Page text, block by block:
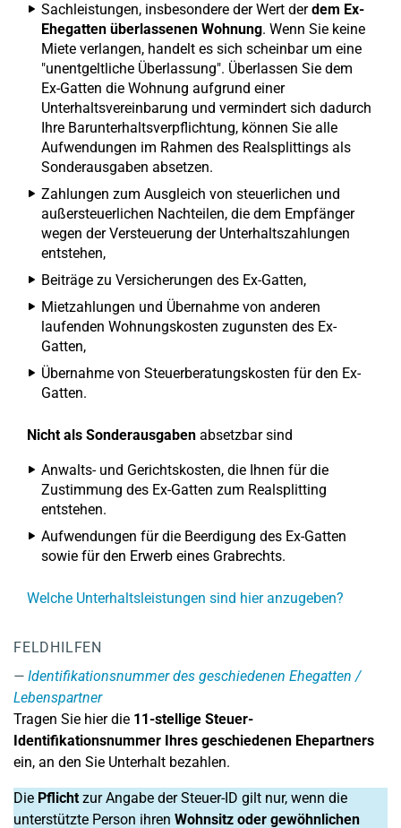
Sachleistungen, insbesondere der Wert derdem Ex-
Ehegatten überlassenen Wohnung. Wenn Sie keine
Miete verlangen, handelt es sich scheinbar um eine
"unentgeltliche Überlassung". Überlassen Sie dem
Ex-Gatten die Wohnung aufgrund einer
Unterhaltsvereinbarung und vermindert sich dadurch
Ihre Barunterhaltsverpflichtung, können Sie alle
Aufwendungen im Rahmen des Realsplittings als
Sonderausgaben absetzen.
Zahlungen zum Ausgleich von steuerlichen und
außersteuerlichen Nachteilen, die dem Empfänger
wegen der Versteuerung der Unterhaltszahlungen
entstehen,
Beiträge zu Versicherungen des Ex-Gatten,
Mietzahlungen und Übernahme von anderen
laufenden Wohnungskosten zugunsten des Ex-
Gatten,
Übernahme von Steuerberatungskosten für den Ex-
Gatten.
Nicht als Sonderausgaben absetzbar sind
Anwalts- und Gerichtskosten, die Ihnen für die
Zustimmung des Ex-Gatten zum Realsplitting
entstehen.
Aufwendungen für die Beerdigung des Ex-Gatten
sowie für den Erwerb eines Grabrechts.
Welche Unterhaltsleistungen sind hier anzugeben?
FELDHILFEN
Identifikationsnummer des geschiedenen Ehegatten /
Lebenspartner
Tragen Sie hier die 11-stellige Steuer-
Identifikationsnummer Ihres geschiedenen Ehepartners
ein, an den Sie Unterhalt bezahlen.
Die Pflichtzur Angabe der Steuer-ID gilt nur, wenn die
unterstützte Person ihren Wohnsitz oder gewöhnlichen